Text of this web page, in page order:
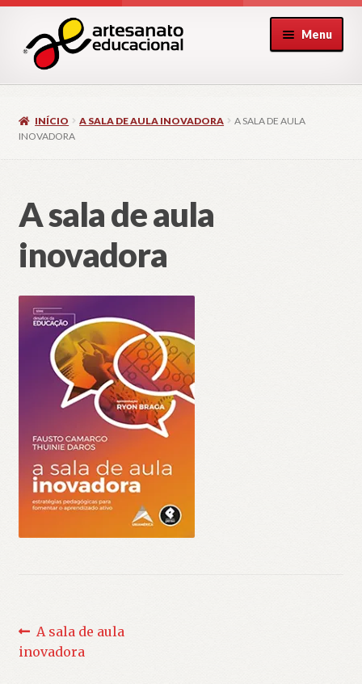
para
navegação
para
conteúdo
Menu
INÍCIO A SALA DE AULA INOVADORA
A SALA DE AULA
INOVADORA
A sala de aula
inovadora
Navegação
de
Post
anterior:
A sala de aula
inovadora